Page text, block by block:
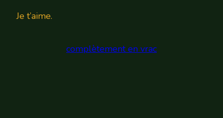
Je t’aime.
complètement en vrac